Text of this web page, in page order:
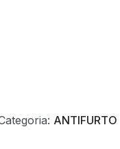
ANTIFURTO